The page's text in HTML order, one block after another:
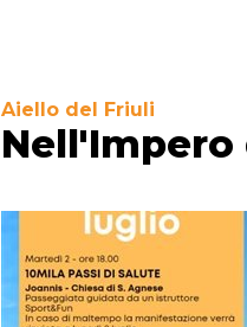
Aiello del Friuli
Nell'Impero